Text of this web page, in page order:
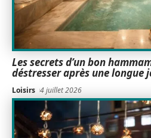
Les secrets d’un bon
déstresser après une longue
Loisirs 4 juillet 2026